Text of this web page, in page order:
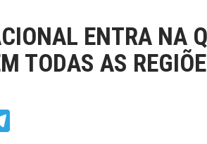
ENTRA NA
TODAS AS